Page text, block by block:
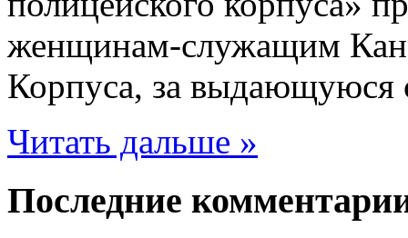
женщинам-служащим
Корпуса, за выдающуюся
Читать дальше »
Последние